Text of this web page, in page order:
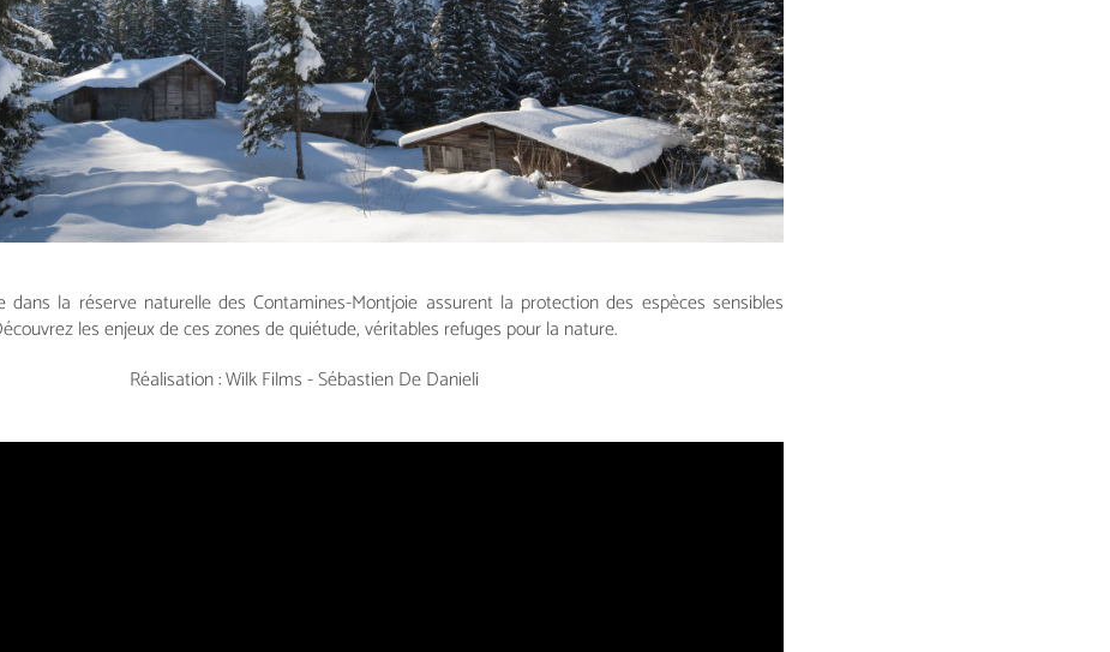
dans la réserve naturelle des Contamines-Montjoie assurent la protection des espèces sensibles
les enjeux de ces zones de quiétude, véritables refuges pour la nature.
Réalisation : Wilk Films - Sébastien De Danieli